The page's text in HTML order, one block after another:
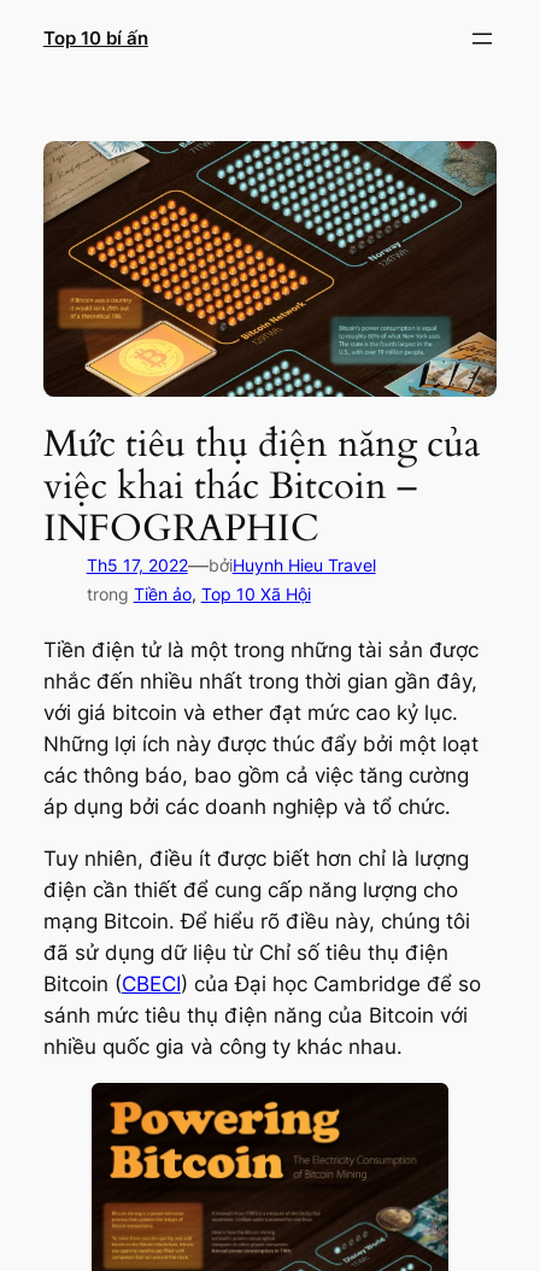
dung
Top 10 bí ấn
Mức tiêu thụ điện năng của
việc khai thác Bitcoin –
INFOGRAPHIC
Th5 17, 2022—bởiHuynh Hieu Travel
trong Tiền ảo, Top 10 Xã Hội
Tiền điện tử là một trong những tài sản được
nhắc đến nhiều nhất trong thời gian gần đây,
với giá bitcoin và ether đạt mức cao kỷ lục.
Những lợi ích này được thúc đẩy bởi một loạt
các thông báo, bao gồm cả việc tăng cường
áp dụng bởi các doanh nghiệp và tổ chức.
Tuy nhiên, điều ít được biết hơn chỉ là lượng
điện cần thiết để cung cấp năng lượng cho
mạng Bitcoin. Để hiểu rõ điều này, chúng tôi
đã sử dụng dữ liệu từ Chỉ số tiêu thụ điện
Bitcoin (CBECI) của Đại học Cambridge để so
sánh mức tiêu thụ điện năng của Bitcoin với
nhiều quốc gia và công ty khác nhau.